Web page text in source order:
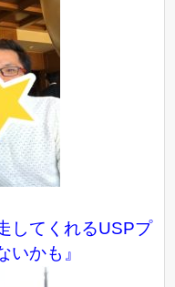
してくれるUSPプ
いかも』